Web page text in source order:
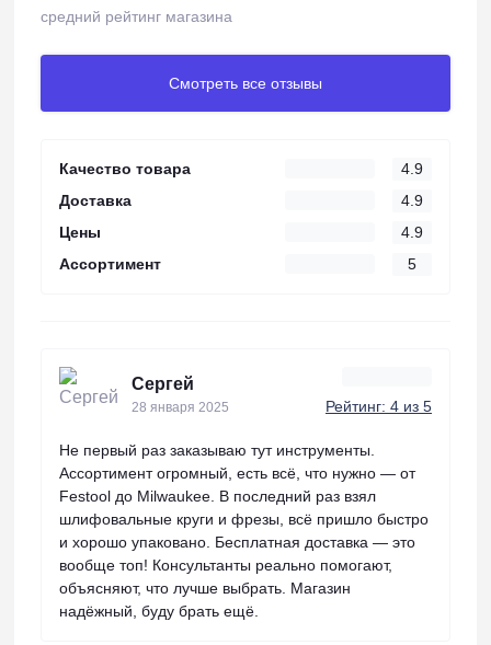
средний рейтинг магазина
Смотреть все отзывы
Качество товара
4.9
Доставка
4.9
Цены
4.9
Ассортимент
5
Сергей
28 января 2025 Рейтинг: 4 из 5
Не первый раз заказываю тут инструменты.
Ассортимент огромный, есть всё, что нужно — от
Festool до Milwaukee. В последний раз взял
шлифовальные круги и фрезы, всё пришло быстро
и хорошо упаковано. Бесплатная доставка — это
вообще топ! Консультанты реально помогают,
объясняют, что лучше выбрать. Магазин
надёжный, буду брать ещё.